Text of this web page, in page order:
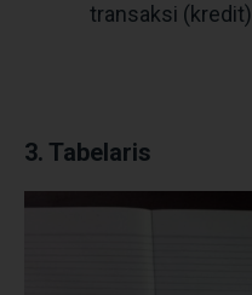
transaksi (kredit)
3. Tabelaris